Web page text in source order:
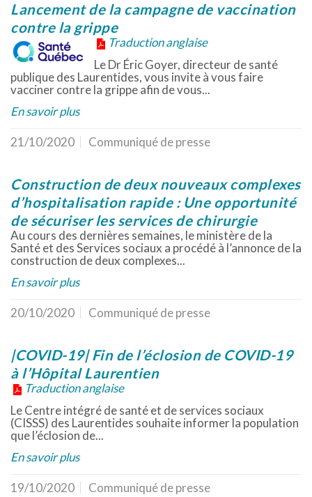
Lancement de la campagne de vaccination
contre la grippe
Traduction anglaise
Le Dr Éric Goyer, directeur de santé
publique des Laurentides, vous invite à vous faire
vacciner contre la grippe afin de vous...
En savoir plus
21/10/2020 Communiqué de presse
Construction de deux nouveaux complexes
d’hospitalisation rapide : Une opportunité
de sécuriser les services de chirurgie
Au cours des dernières semaines, le ministère de la
Santé et des Services sociaux a procédé à l’annonce de la
construction de deux complexes...
En savoir plus
20/10/2020 Communiqué de presse
|COVID-19| Fin de l’éclosion de COVID-19
à l’Hôpital Laurentien
Traduction anglaise
Le Centre intégré de santé et de services sociaux
(CISSS) des Laurentides souhaite informer la population
que l’éclosion de...
En savoir plus
19/10/2020 Communiqué de presse